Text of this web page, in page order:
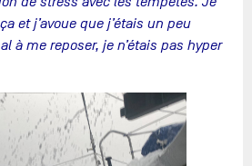
et j’avoue que j’étais un peu
à me reposer, je n’étais pas hyper